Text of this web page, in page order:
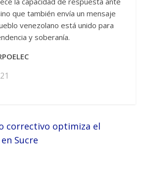
que también envía un mensaje
venezolano está unido para
y soberanía.
correctivo optimiza el
Sucre